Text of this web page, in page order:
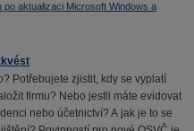
po aktualizaci Microsoft Windows a
Potřebujete zjistit, kdy se vyplatí
firmu? Nebo jestli máte evidovat
nebo účetnictví? A jak je to se